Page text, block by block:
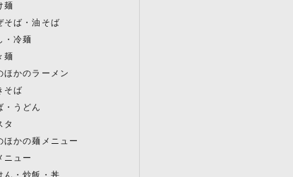
麺
そば・油そば
・冷麺
麺
ほかのラーメン
そば
・うどん
タ
ほかの麺メニュー
ニュー
ん・炒飯・丼